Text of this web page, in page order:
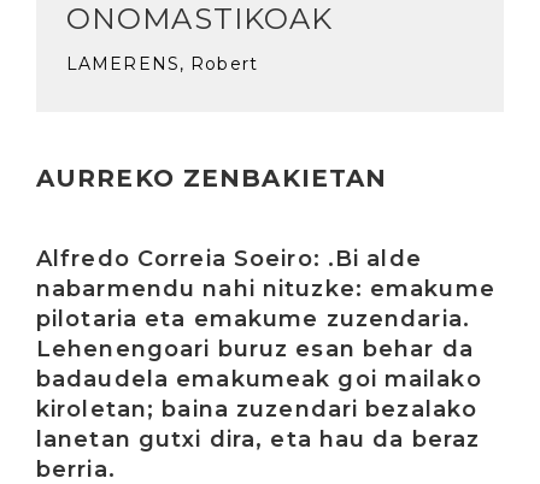
ONOMASTIKOAK
LAMERENS, Robert
AURREKO ZENBAKIETAN
Alfredo Correia Soeiro: .Bi alde
nabarmendu nahi nituzke: emakume
pilotaria eta emakume zuzendaria.
Lehenengoari buruz esan behar da
badaudela emakumeak goi mailako
kiroletan; baina zuzendari bezalako
lanetan gutxi dira, eta hau da beraz
berria.